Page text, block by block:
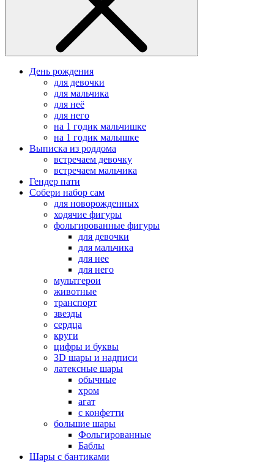
День рождения
для девочки
для мальчика
для неё
для него
на 1 годик мальчишке
на 1 годик малышке
Выписка из роддома
встречаем девочку
встречаем мальчика
Гендер пати
Собери набор сам
для новорожденных
ходячие фигуры
фольгированные фигуры
для девочки
для мальчика
для нее
для него
мультгерои
животные
транспорт
звезды
сердца
круги
цифры и буквы
3D шары и надписи
латексные шары
обычные
хром
агат
с конфетти
большие шары
Фольгированные
Баблы
Шары с бантиками